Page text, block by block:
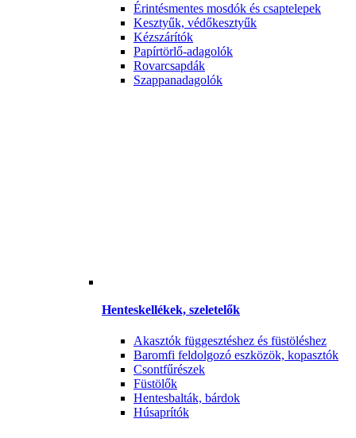
Érintésmentes mosdók és csaptelepek
Kesztyűk, védőkesztyűk
Kézszárítók
Papírtörlő-adagolók
Rovarcsapdák
Szappanadagolók
Henteskellékek, szeletelők
Akasztók függesztéshez és füstöléshez
Baromfi feldolgozó eszközök, kopasztók
Csontfűrészek
Füstölők
Hentesbalták, bárdok
Húsaprítók